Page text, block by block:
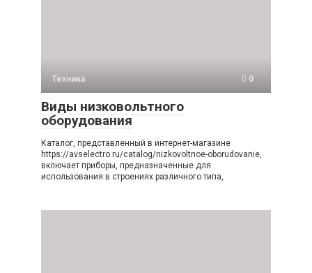
Техника 0
Виды низковольтного
оборудования
Каталог, представленный в интернет-магазине
https://avselectro.ru/catalog/nizkovoltnoe-oborudovanie,
включает приборы, предназначенные для
использования в строениях различного типа,